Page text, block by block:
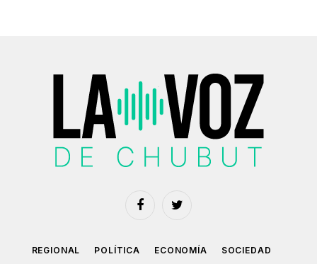
FacebookTwitter
REGIONAL POLÍTICA ECONOMÍA SOCIEDAD